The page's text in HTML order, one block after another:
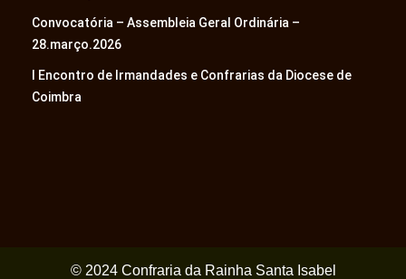
Convocatória – Assembleia Geral Ordinária –
28.março.2026
I Encontro de Irmandades e Confrarias da Diocese de
Coimbra
© 2024 Confraria da Rainha Santa Isabel